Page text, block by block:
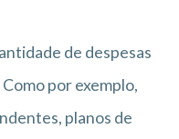
de despesas
por exemplo,
planos de